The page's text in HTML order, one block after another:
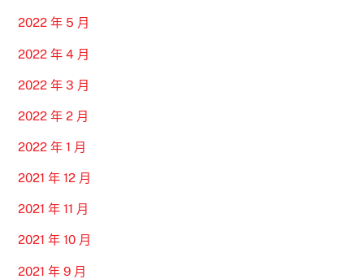
2022 年 5 月
2022 年 4 月
2022 年 3 月
2022 年 2 月
2022 年 1 月
2021 年 12 月
2021 年 11 月
2021 年 10 月
2021 年 9 月